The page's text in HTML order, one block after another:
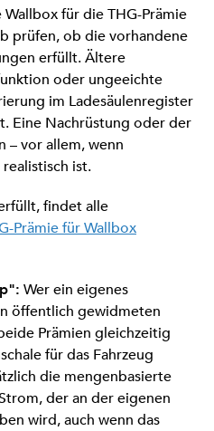
für die THG-Prämie
prüfen, ob die vorhandene
erfüllt. Ältere
oder ungeeichte
im Ladesäulenregister
Eine Nachrüstung oder der
– vor allem, wenn
ist.
findet alle
Prämie für Wallbox
Wer ein eigenes
öffentlich gewidmeten
Prämien gleichzeitig
für das Fahrzeug
die mengenbasierte
der an der eigenen
wird, auch wenn das